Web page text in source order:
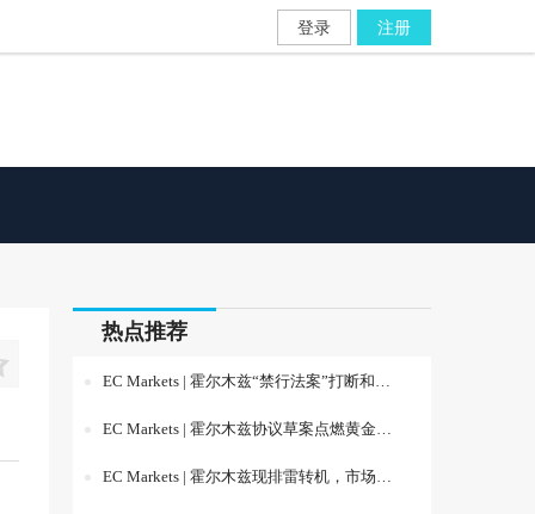
登录 注册
热点推荐
EC Markets | 霍尔木兹“禁行法案”打断和平交易，非农夜前市场重回“能源通胀与美联储加息”博弈
EC Markets | 霍尔木兹协议草案点燃黄金反弹，美联储分歧进入新阶段
EC Markets | 霍尔木兹现排雷转机，市场等待就业数据验证美联储路径